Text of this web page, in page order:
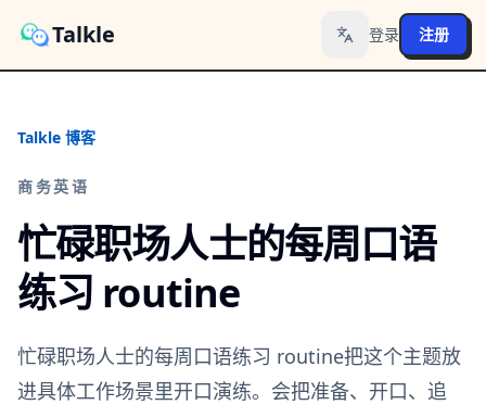
Talkle Toggle language
登录 注册
Talkle 博客
商务英语
忙碌职场人士的每周口语
练习 routine
忙碌职场人士的每周口语练习 routine把这个主题放
进具体工作场景里开口演练。会把准备、开口、追